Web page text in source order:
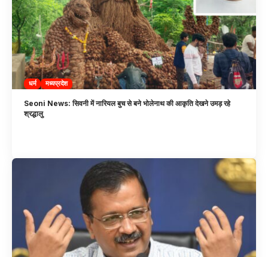
धर्म मध्यप्रदेश
Seoni News: सिवनी में नारियल बुच से बने भोलेनाथ की आकृति देखने उमड़ रहे
श्रद्धालु